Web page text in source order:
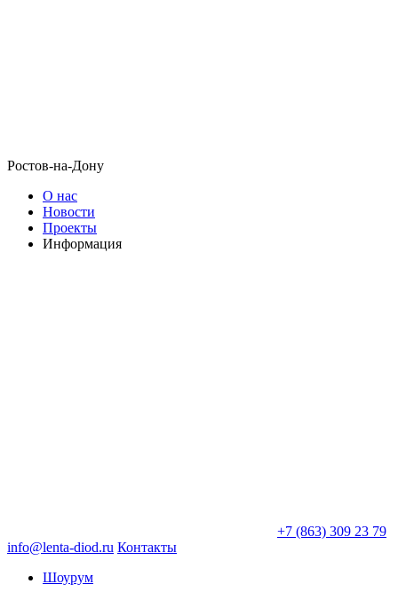
Ростов-на-Дону
О нас
Новости
Проекты
Информация
+7 (863) 309 23 79
info@lenta-diod.ru Контакты
Шоурум